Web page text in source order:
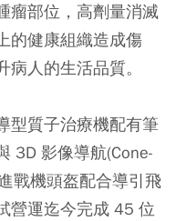
瘤部位，高劑量消滅
的健康組織造成傷
人的生活品質。
型質子治療機配有筆
3D 影像導航(Cone-
戰機頭盔配合導引飛
營運迄今完成 45 位